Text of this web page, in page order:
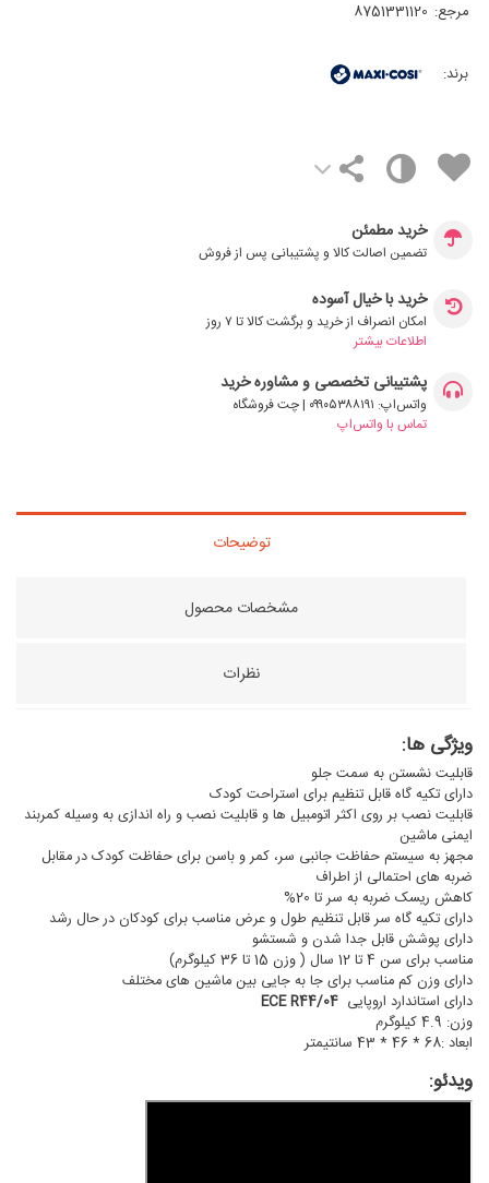
مرجع: 8751331120
برند:
خرید مطمئن
تضمین اصالت کالا و پشتیبانی پس از فروش
خرید با خیال آسوده
امکان انصراف از خرید و برگشت کالا تا ۷ روز
اطلاعات بیشتر
پشتیبانی تخصصی و مشاوره خرید
واتس‌اپ: ۰۹۹۰۵۳۸۸۱۹۱ | چت فروشگاه
تماس با واتس‌اپ
توضیحات
مشخصات محصول
نظرات
ویژگی ها:
قابلیت نشستن به سمت جلو
دارای تکیه گاه قابل تنظیم برای استراحت کودک
قابلیت نصب بر روی اکثر اتومبیل ها و قابلیت نصب و راه اندازی به وسیله کمربند
ایمنی ماشین
مجهز به سیستم حفاظت جانبی سر، کمر و باسن برای حفاظت کودک در مقابل
ضربه های احتمالی از اطراف
کاهش ریسک ضربه به سر تا 20%
دارای تکیه گاه سر قابل تنظیم طول و عرض مناسب برای کودکان در حال رشد
دارای پوشش قابل جدا شدن و شستشو
مناسب برای سن 4 تا 12 سال ( وزن 15 تا 36 کیلوگرم)
دارای وزن کم مناسب برای جا به جایی بین ماشین های مختلف
دارای استاندارد اروپایی ECE R44/04
وزن: 4.9 کیلوگرم
ابعاد :68 * 46 * 43 سانتیمتر
ویدئو: